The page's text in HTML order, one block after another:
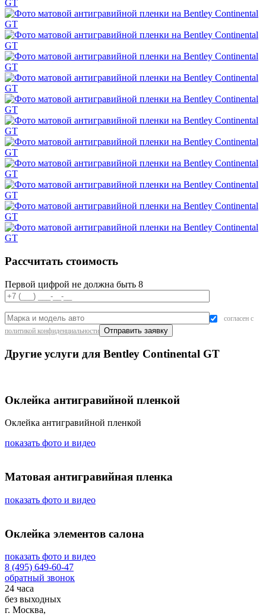
Рассчитать стоимость
Первой цифрой не должна быть 8
согласен с
политикой конфиденциальности
Другие услуги для Bentley Continental GT
Оклейка антигравийной пленкой
Оклейка антигравийной пленкой
показать фото и видео
Матовая антигравийная пленка
показать фото и видео
Оклейка элементов салона
показать фото и видео
8 (495) 649-60-47
обратный звонок
24 часа
без выходных
г. Москва,